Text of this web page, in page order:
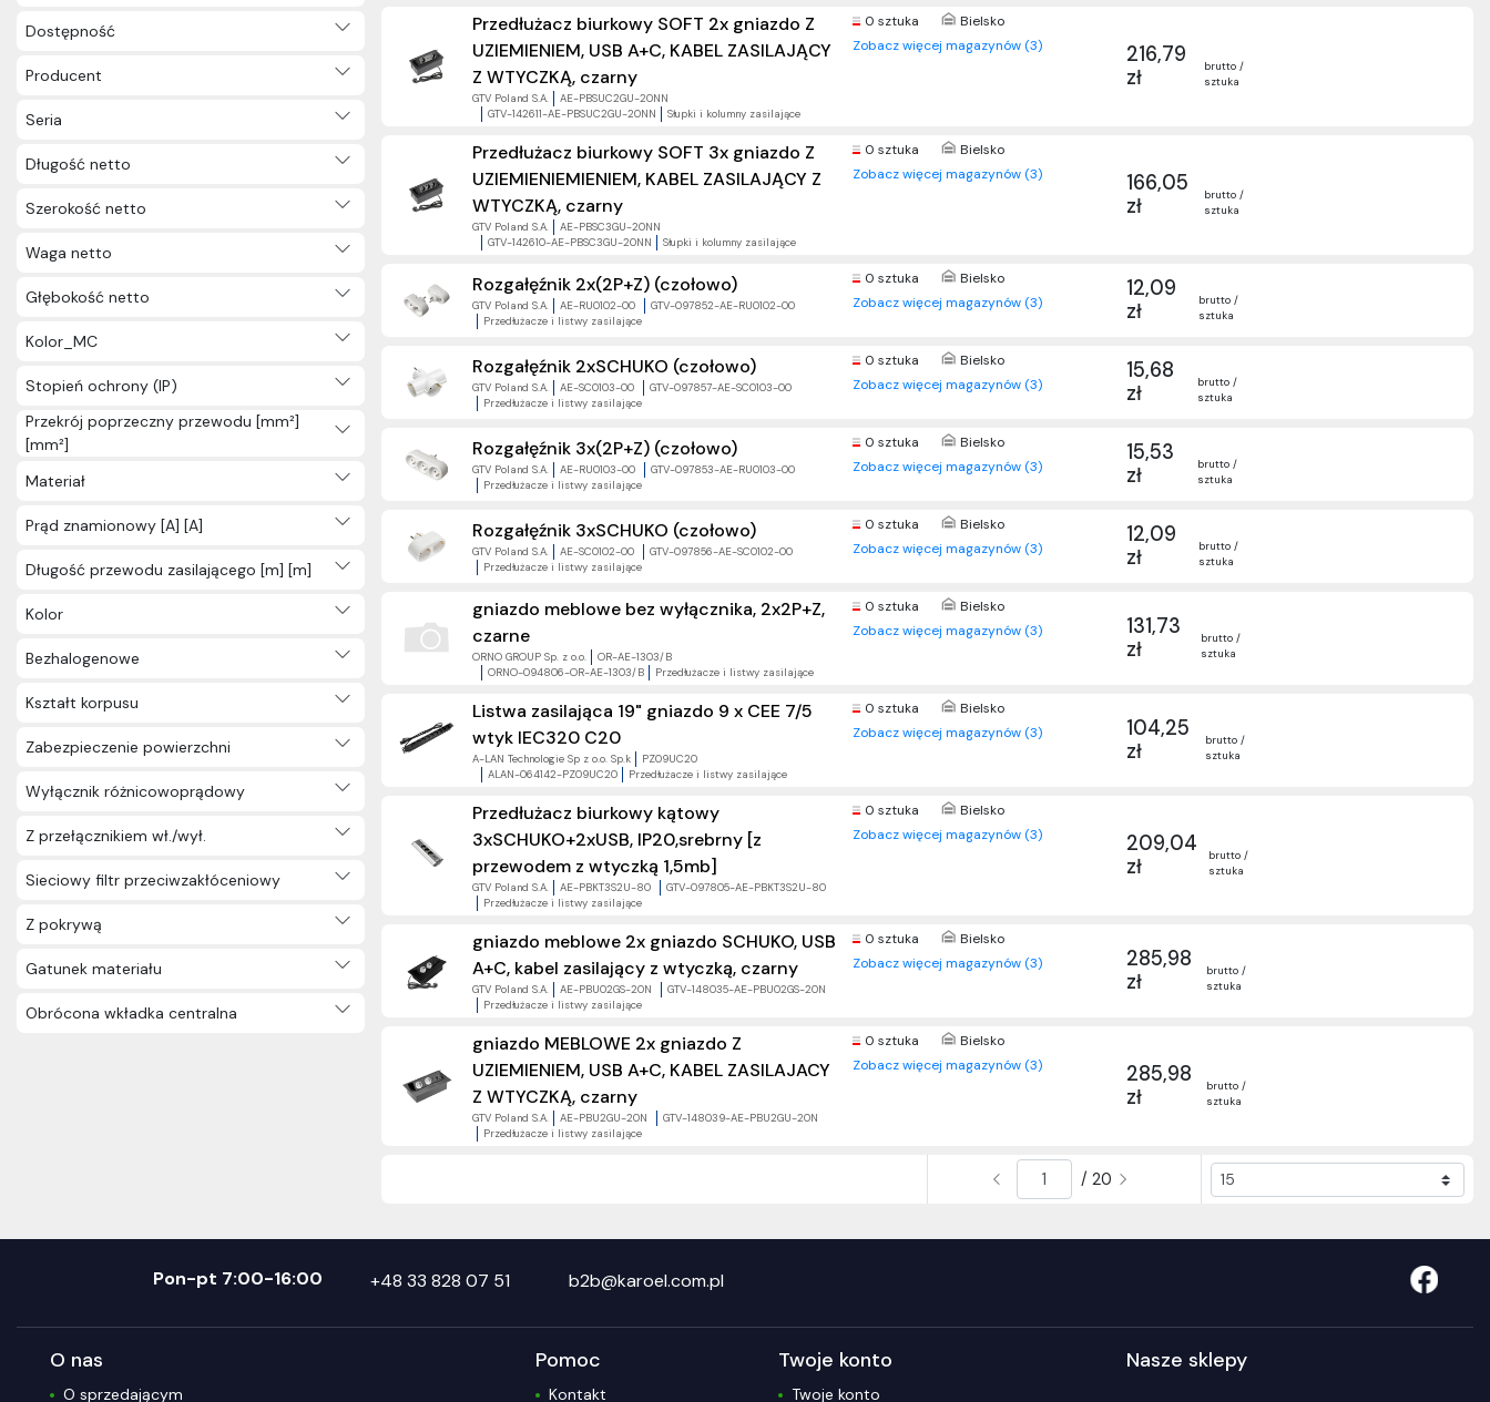
Dostępność
Producent
Seria
Długość netto
Szerokość netto
Waga netto
Głębokość netto
Kolor_MC
Stopień ochrony (IP)
Przekrój poprzeczny przewodu [mm²]
[mm²]
Materiał
Prąd znamionowy [A] [A]
Długość przewodu zasilającego [m] [m]
Kolor
Bezhalogenowe
Kształt korpusu
Zabezpieczenie powierzchni
Wyłącznik różnicowoprądowy
Z przełącznikiem wł./wył.
Sieciowy filtr przeciwzakłóceniowy
Z pokrywą
Gatunek materiału
Obrócona wkładka centralna
Przedłużacz biurkowy SOFT 2x gniazdo Z
UZIEMIENIEM, USB A+C, KABEL ZASILAJĄCY
Z WTYCZKĄ, czarny
GTV Poland S.A.
AE-PBSUC2GU-20NN
GTV-142611-AE-PBSUC2GU-20NN
Słupki i kolumny zasilające
0 sztuka
Bielsko
Zobacz więcej magazynów (3)
216,79
zł
brutto /
sztuka
Przedłużacz biurkowy SOFT 3x gniazdo Z
UZIEMIENIEMIENIEM, KABEL ZASILAJĄCY Z
WTYCZKĄ, czarny
GTV Poland S.A.
AE-PBSC3GU-20NN
GTV-142610-AE-PBSC3GU-20NN
Słupki i kolumny zasilające
0 sztuka
Bielsko
Zobacz więcej magazynów (3)
166,05
zł
brutto /
sztuka
Rozgałęźnik 2x(2P+Z) (czołowo)
GTV Poland S.A. AE-RU0102-00
GTV-097852-AE-RU0102-00
Przedłużacze i listwy zasilające
0 sztuka
Bielsko
Zobacz więcej magazynów (3)
12,09
zł
brutto /
sztuka
Rozgałęźnik 2xSCHUKO (czołowo)
GTV Poland S.A. AE-SC0103-00
GTV-097857-AE-SC0103-00
Przedłużacze i listwy zasilające
0 sztuka
Bielsko
Zobacz więcej magazynów (3)
15,68
zł
brutto /
sztuka
Rozgałęźnik 3x(2P+Z) (czołowo)
GTV Poland S.A. AE-RU0103-00
GTV-097853-AE-RU0103-00
Przedłużacze i listwy zasilające
0 sztuka
Bielsko
Zobacz więcej magazynów (3)
15,53
zł
brutto /
sztuka
Rozgałęźnik 3xSCHUKO (czołowo)
GTV Poland S.A. AE-SC0102-00
GTV-097856-AE-SC0102-00
Przedłużacze i listwy zasilające
0 sztuka
Bielsko
Zobacz więcej magazynów (3)
12,09
zł
brutto /
sztuka
gniazdo meblowe bez wyłącznika, 2x2P+Z,
czarne
ORNO GROUP Sp. z o.o.
OR-AE-1303/B
ORNO-094806-OR-AE-1303/B
Przedłużacze i listwy zasilające
0 sztuka
Bielsko
Zobacz więcej magazynów (3)
131,73
zł
brutto /
sztuka
Listwa zasilająca 19" gniazdo 9 x CEE 7/5
wtyk IEC320 C20
A-LAN Technologie Sp z o.o. Sp.k
PZ09UC20
ALAN-064142-PZ09UC20
Przedłużacze i listwy zasilające
0 sztuka
Bielsko
Zobacz więcej magazynów (3)
104,25
zł
brutto /
sztuka
Przedłużacz biurkowy kątowy
3xSCHUKO+2xUSB, IP20,srebrny [z
przewodem z wtyczką 1,5mb]
GTV Poland S.A. AE-PBKT3S2U-80
GTV-097805-AE-PBKT3S2U-80
Przedłużacze i listwy zasilające
0 sztuka
Bielsko
Zobacz więcej magazynów (3)
209,04
zł
brutto /
sztuka
gniazdo meblowe 2x gniazdo SCHUKO, USB
A+C, kabel zasilający z wtyczką, czarny
GTV Poland S.A. AE-PBU02GS-20N
GTV-148035-AE-PBU02GS-20N
Przedłużacze i listwy zasilające
0 sztuka
Bielsko
Zobacz więcej magazynów (3)
285,98
zł
brutto /
sztuka
gniazdo MEBLOWE 2x gniazdo Z
UZIEMIENIEM, USB A+C, KABEL ZASILAJACY
Z WTYCZKĄ, czarny
GTV Poland S.A. AE-PBU2GU-20N
GTV-148039-AE-PBU2GU-20N
Przedłużacze i listwy zasilające
0 sztuka
Bielsko
Zobacz więcej magazynów (3)
285,98
zł
brutto /
sztuka
/ 20
Pon-pt 7:00-16:00 +48 33 828 07 51 b2b@karoel.com.pl
O nas
O sprzedającym
Pomoc
Kontakt
Twoje konto
Twoje konto
Nasze sklepy